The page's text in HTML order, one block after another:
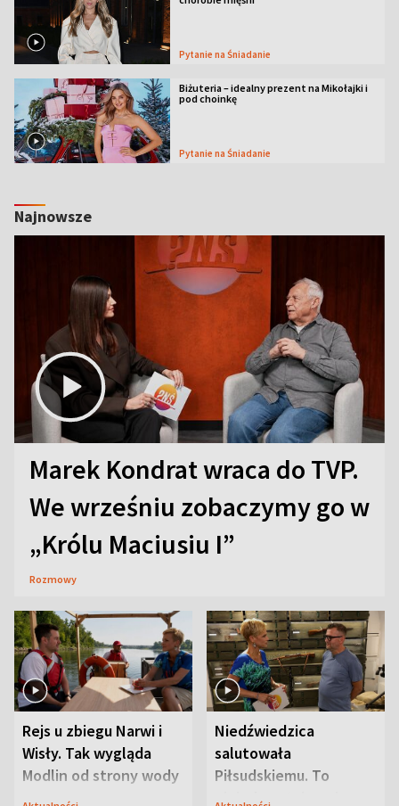
Pytanie na Śniadanie
Biżuteria – idealny prezent na Mikołajki i
pod choinkę
Pytanie na Śniadanie
Najnowsze
Marek Kondrat wraca do TVP.
We wrześniu zobaczymy go w
„Królu Maciusiu I”
Rozmowy
Rejs u zbiegu Narwi i
Wisły. Tak wygląda
Modlin od strony wody
Niedźwiedzica
salutowała
Piłsudskiemu. To
niejedyna tajemnica